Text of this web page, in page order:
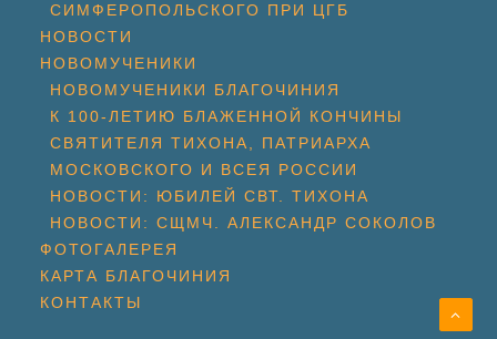
СИМФЕРОПОЛЬСКОГО ПРИ ЦГБ
НОВОСТИ
НОВОМУЧЕНИКИ
НОВОМУЧЕНИКИ БЛАГОЧИНИЯ
К 100-ЛЕТИЮ БЛАЖЕННОЙ КОНЧИНЫ
СВЯТИТЕЛЯ ТИХОНА, ПАТРИАРХА
МОСКОВСКОГО И ВСЕЯ РОССИИ
НОВОСТИ: ЮБИЛЕЙ СВТ. ТИХОНА
НОВОСТИ: СЩМЧ. АЛЕКСАНДР СОКОЛОВ
ФОТОГАЛЕРЕЯ
КАРТА БЛАГОЧИНИЯ
КОНТАКТЫ